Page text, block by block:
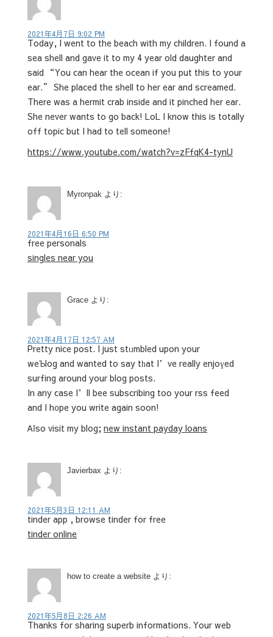
2021年4月7日 9:02 PM
Today, I went to the beach with my children. I found a
sea shell and gave it to my 4 year old daughter and
said “You can hear the ocean if you put this to your
ear.” She placed the shell to her ear and screamed.
There was a hermit crab inside and it pinched her ear.
She never wants to go back! LoL I know this is totally
off topic but I had to tell someone!
https://www.youtube.com/watch?v=zFfqK4-tynU
Myronpak より:
2021年4月16日 6:50 PM
free personals
singles near you
Grace より:
2021年4月17日 12:57 AM
Pretty nice post. І just stᥙmbled upon your
weƄlog and wanted to say tһat I’ve really еnjoүed
surfing around your blog posts.
In any case I’ll bee subscribing too your rss feed
and I h᧐pе you wrіte again soon!
Ꭺⅼso viѕit my blog; new instant payday loans
Javierbax より:
2021年5月3日 12:11 AM
tinder app , browse tinder for free
tinder online
how to create a website より:
2021年5月8日 2:26 AM
Thanks for sharing superb informations. Your web